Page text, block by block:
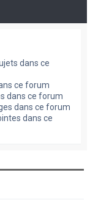
dans ce
ce forum
dans ce forum
dans ce forum
dans ce